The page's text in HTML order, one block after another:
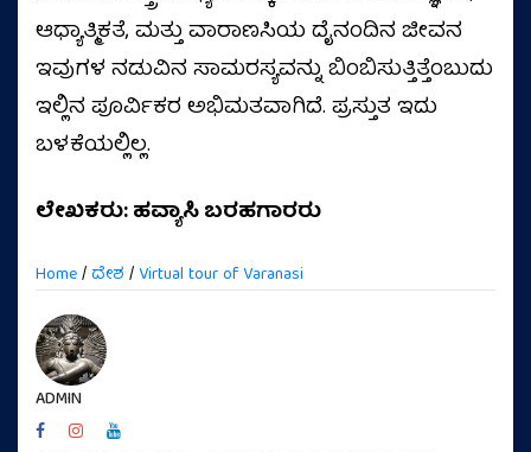
ಆಧ್ಯಾತ್ಮಿಕತೆ, ಮತ್ತು ವಾರಾಣಸಿಯ ದೈನಂದಿನ ಜೀವನ
ಇವುಗಳ ನಡುವಿನ ಸಾಮರಸ್ಯವನ್ನು ಬಿಂಬಿಸುತ್ತಿತ್ತೆಂಬುದು
ಇಲ್ಲಿನ ಪೂರ್ವಿಕರ ಅಭಿಮತವಾಗಿದೆ. ಪ್ರಸ್ತುತ ಇದು
ಬಳಕೆಯಲ್ಲಿಲ್ಲ.
ಲೇಖಕರು: ಹವ್ಯಾಸಿ ಬರಹಗಾರರು
Home/ ದೇಶ /Virtual tour of Varanasi
ADMIN